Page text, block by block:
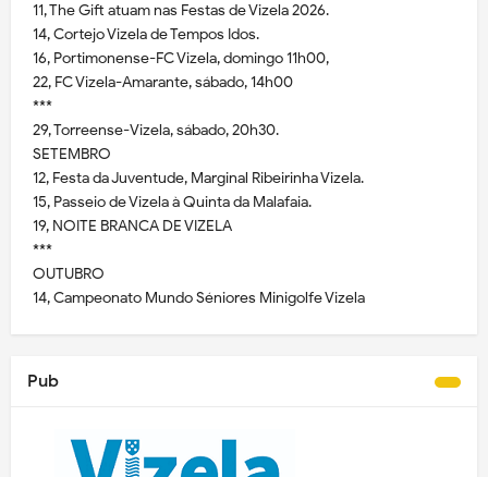
11, The Gift atuam nas Festas de Vizela 2026.
14, Cortejo Vizela de Tempos Idos.
16, Portimonense-FC Vizela, domingo 11h00,
22, FC Vizela-Amarante, sábado, 14h00
***
29, Torreense-Vizela, sábado, 20h30.
SETEMBRO
12, Festa da Juventude, Marginal Ribeirinha Vizela.
15, Passeio de Vizela à Quinta da Malafaia.
19, NOITE BRANCA DE VIZELA
***
OUTUBRO
14, Campeonato Mundo Séniores Minigolfe Vizela
Pub